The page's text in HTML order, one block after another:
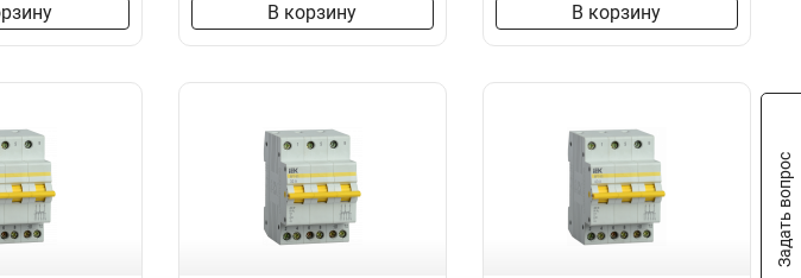
В корзину В корзину
Задать вопрос